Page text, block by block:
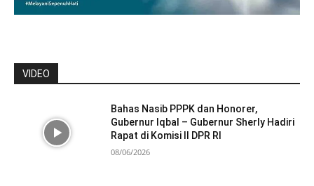
VIDEO
Bahas Nasib PPPK dan Honorer,
Gubernur Iqbal – Gubernur Sherly Hadiri
Rapat di Komisi II DPR RI
08/06/2026